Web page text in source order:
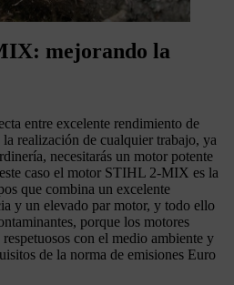
mejorando la
entre excelente rendimiento de
realización de cualquier trabajo, ya
necesitarás un motor potente
caso el motor STIHL 2-MIX es la
que combina un excelente
y un elevado par motor, y todo ello
porque los motores
con el medio ambiente y
de la norma de emisiones Euro